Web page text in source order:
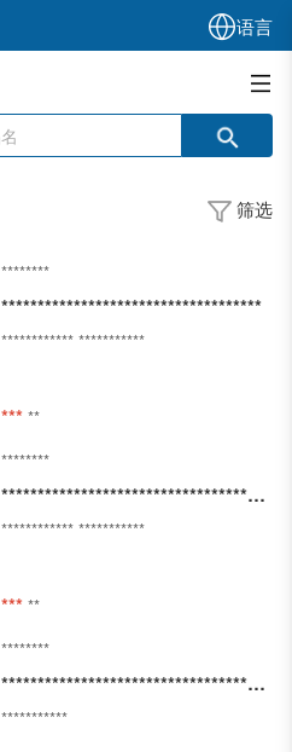
语言
筛选
********
************************************
************ ***********
*** **
********
*************************************************
************ ***********
*** **
********
********************************************************************************
***********